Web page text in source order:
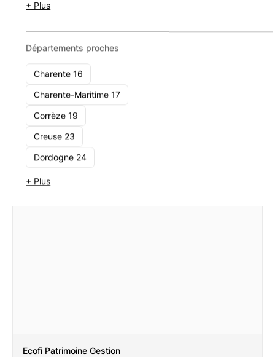
+ Plus
Départements proches
Charente 16
Charente-Maritime 17
Corrèze 19
Creuse 23
Dordogne 24
+ Plus
68 Quai De Paludate 33800 Bordeaux
Ecofi Patrimoine Gestion